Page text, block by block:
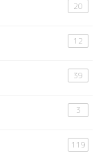
20
12
39
3
119